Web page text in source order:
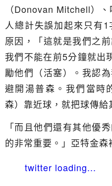
（Donovan Mitchell）
人總計失誤加起來只有
原因，「這就是我們之
我們不能在前5分鐘就出
勵他們（活塞）。我認
避開湯普森。我們當時
森）靠近球，就把球傳給
「而且他們還有其他優
的非常重要。」亞特金森
twitter loading...